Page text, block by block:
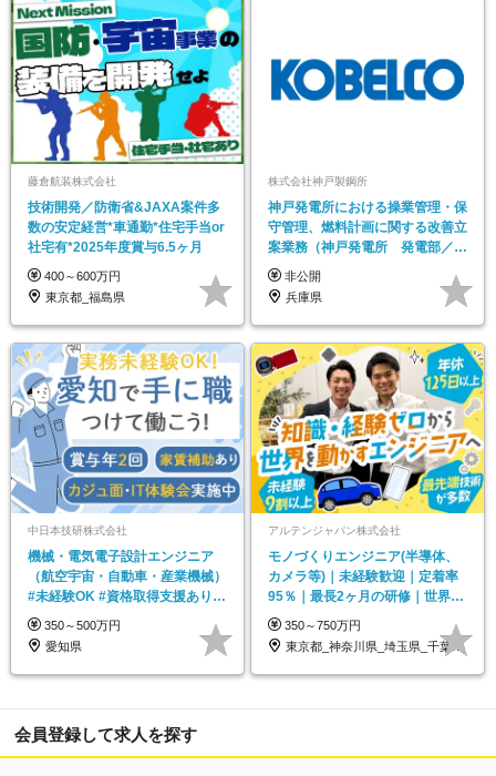
藤倉航装株式会社
技術開発／防衛省&JAXA案件多
数の安定経営*車通勤*住宅手当or
社宅有*2025年度賞与6.5ヶ月
400～600万円
東京都_福島県
株式会社神戸製鋼所
神戸発電所における操業管理・保
守管理、燃料計画に関する改善立
案業務（神戸発電所 発電部／兵
庫）【D207】
非公開
兵庫県
中日本技研株式会社
機械・電気電子設計エンジニア
（航空宇宙・自動車・産業機械）
#未経験OK #資格取得支援あり #
技術研修等あり
350～500万円
愛知県
アルテンジャパン株式会社
モノづくりエンジニア(半導体、
カメラ等)｜未経験歓迎｜定着率
95％｜最長2ヶ月の研修｜世界
TOP10入り(※)
350～750万円
東京都_神奈川県_埼玉県_千葉県_愛知県…
会員登録して求人を探す